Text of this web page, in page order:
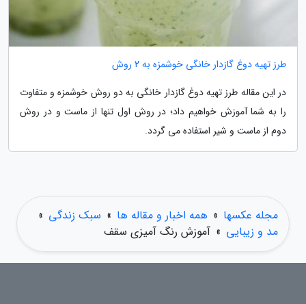
طرز تهیه دوغ گازدار خانگی خوشمزه به 2 روش
در این مقاله طرز تهیه دوغ گازدار خانگی به دو روش خوشمزه و متفاوت
را به شما آموزش خواهیم داد؛ در روش اول تنها از ماست و در روش
دوم از ماست و شیر استفاده می گردد.
مجله عکسها » همه اخبار و مقاله ها » سبک زندگی »
مد و زیبایی » آموزش رنگ آمیزی سقف